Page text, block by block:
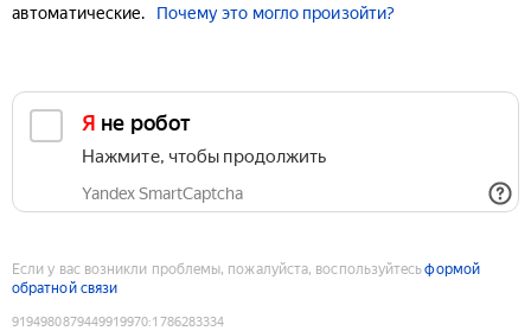
автоматические.
Почему это могло произойти?
Я не робот
Нажмите, чтобы продолжить
Yandex SmartCaptcha
Если у вас возникли проблемы, пожалуйста, воспользуйтесьформой
обратной связи
9194980879449919970:1786283334